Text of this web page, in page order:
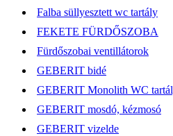
Falba süllyesztett wc tartály
FEKETE FÜRDŐSZOBA
Fürdőszobai ventillátorok
GEBERIT bidé
GEBERIT Monolith WC
GEBERIT mosdó, kézmosó
GEBERIT vizelde